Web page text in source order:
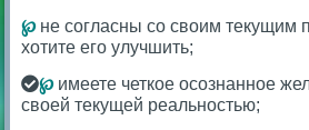
℘не согласны со своим текущим
хотите его улучшить;
℘имеете четкое осознанное
своей текущей реальностью;